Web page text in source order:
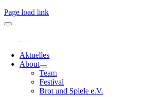
Page load link
Aktuelles
About
Team
Festival
Brot und Spiele e.V.